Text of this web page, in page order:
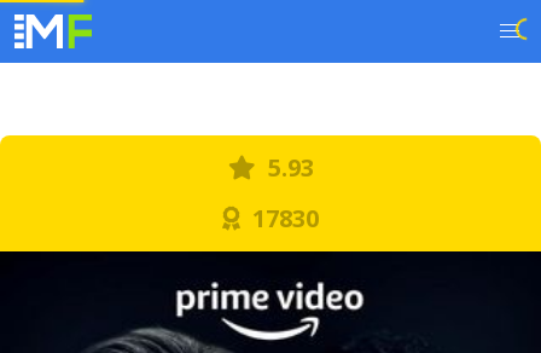
5.93
17830